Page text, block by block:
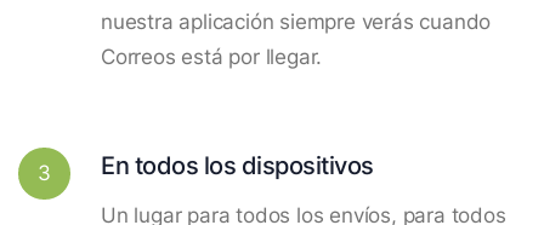
nuestra aplicación siempre verás cuando
Correos está por llegar.
3 En todos los dispositivos
Un lugar para todos los envíos, para todos